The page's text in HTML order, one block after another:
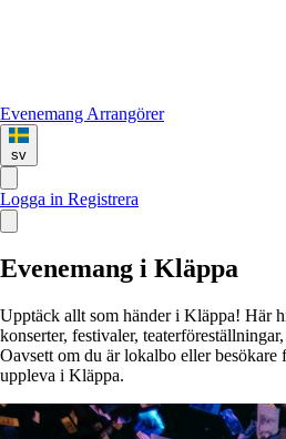
Evenemang Arrangörer
sv
Logga in Registrera
Evenemang i Kläppa
Upptäck allt som händer i Kläppa! Här
konserter, festivaler,
Oavsett om du är lokalbo eller besökare
uppleva i Kläppa.